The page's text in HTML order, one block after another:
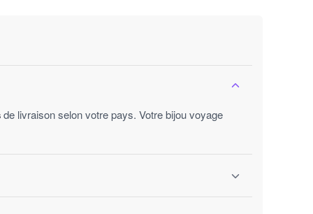
de livraison selon votre pays. Votre bijou voyage